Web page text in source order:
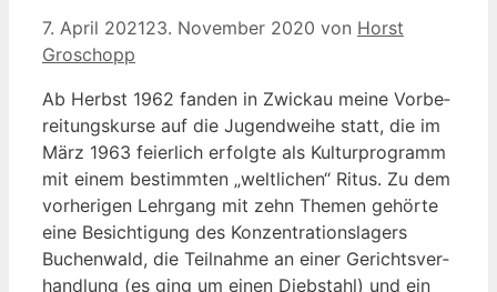
7. April 202123. November 2020 von Horst
Groschopp
Ab Herbst 1962 fan­den in Zwi­ckau mei­ne Vor­be­
rei­tungs­kur­se auf die Jugend­wei­he statt, die im
März 1963 fei­er­lich erfolg­te als Kul­tur­pro­gramm
mit einem bestimm­ten „welt­li­chen“ Ritus. Zu dem
vor­he­ri­gen Lehr­gang mit zehn The­men gehör­te
eine Besich­ti­gung des Kon­zen­tra­ti­ons­la­gers
Buchen­wald, die Teil­nah­me an einer Gerichts­ver­
hand­lung (es ging um einen Dieb­stahl) und ein